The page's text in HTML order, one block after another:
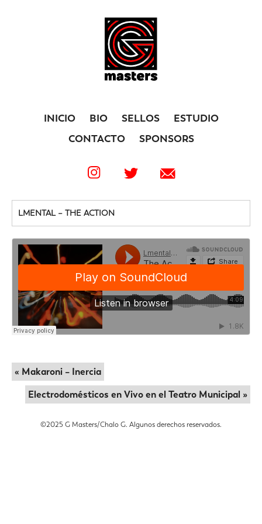
INICIO BIO SELLOS
ESTUDIO
CONTACTO
SPONSORS
LMENTAL – THE ACTION
« Makaroni – Inercia
Electrodomésticos en Vivo en el Teatro Municipal »
©️2025 G Masters/Chalo G. Algunos derechos reservados.